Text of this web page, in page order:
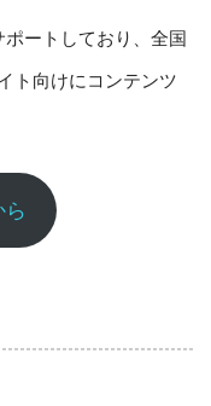
ートしており、全国
ト向けにコンテンツ